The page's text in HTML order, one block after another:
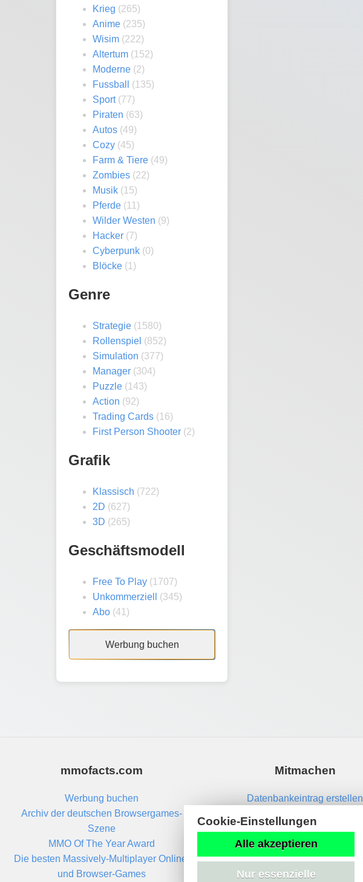
Krieg (265)
Anime (235)
Wisim (222)
Altertum (152)
Moderne (2)
Fussball
(135)
Sport(77)
Piraten (63)
Autos (49)
Cozy (45)
Farm & Tiere (49)
Zombies (22)
Musik (15)
Pferde (11)
Wilder Westen (9)
Hacker (7)
Cyberpunk (0)
Blöcke (1)
Genre
Strategie (1580)
Rollenspiel (852)
Simulation (377)
Manager (304)
Puzzle (143)
Action (92)
Trading Cards (16)
First Person Shooter (2)
Grafik
Klassisch (722)
2D (627)
3D (265)
Geschäftsmodell
Free To Play (1707)
Unkommerziell
(345)
Abo (41)
Werbung buchen
mmofacts.com
Werbung buchen
Archiv der deutschen Browsergames-
Szene
MMO Of The Year Award
Die besten Massively-Multiplayer Online-
und Browser-Games
Mitmachen
Datenbankeintrag erstellen
Cookie-Einstellungen
Alle akzeptieren
Nur essenzielle